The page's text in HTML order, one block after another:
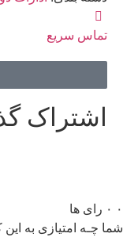
تماس سریع
اشتراک
۰ ۰ رای ها
شما چـه امتیازی به